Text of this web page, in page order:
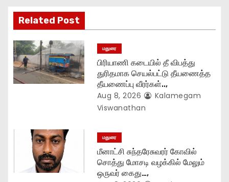
a
t
i
o
Related Post
மதுரை
பிரியாணி கடையில் தீ விபத்து
துரிதமாக செயல்பட்டு தீயணைத்த
தீயணைப்பு வீரர்கள்..,
Aug 8, 2026
Kalamegam
Viswanathan
மதுரை
மீனாட்சி சுந்தரேசுவரர் கோவில்
சொத்து மோசடி வழக்கில் மேலும்
ஒருவர் கைது…,